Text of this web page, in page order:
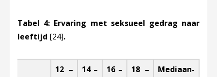
Tabel 4: Ervaring met seksueel gedrag naar
leeftijd [24].
12 –
14 –
16 –
18 –
Mediaan-